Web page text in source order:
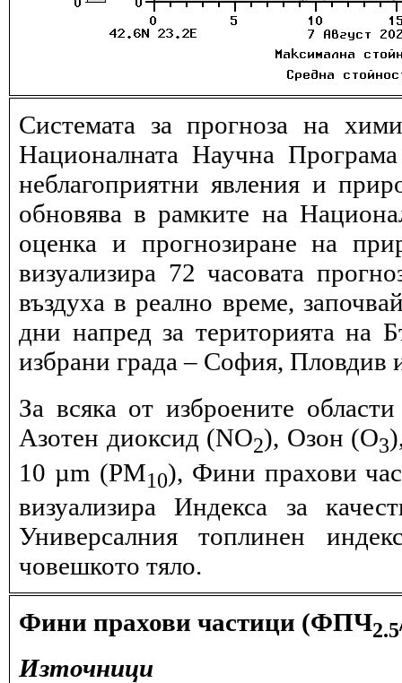
Системата за прогноза на
Националната Научна
неблагоприятни явления и
обновява в рамките на
оценка и прогнозиране на
визуализира 72 часовата
въздуха в реално време,
дни напред за територията на
избрани града – София, Пловдив
За всяка от изброените
Азотен диоксид (NO2), Озон (O3
10 µm (PM10), Фини прахови
визуализира Индекса за
Универсалния топлинен
човешкото тяло.
Фини прахови частици (ФПЧ2.5
Източници